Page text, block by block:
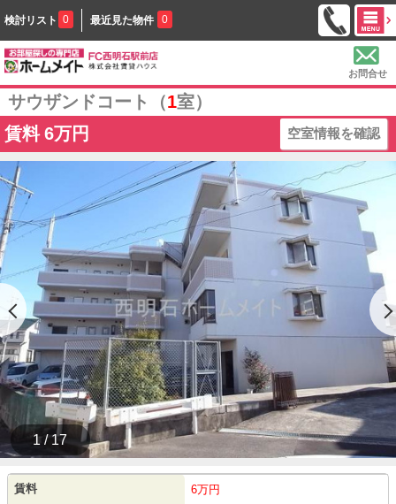
検討リスト 0 最近見た物件 0
お問合せ
サウザンドコート（1室）
賃料 6万円 空室情報を確認
1 / 17
賃料 6万円